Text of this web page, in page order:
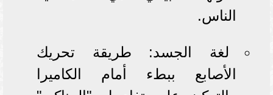
الناس.
لغة الجسد: طريقة تحريك
الأصابع ببطء أمام الكاميرا